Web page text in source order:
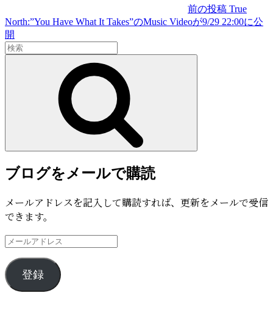
ー
シ
前の投稿 True
North:”You Have What It Takes”のMusic Videoが9/29 22:00に公
開
の
検
索:
ブログをメールで購読
メールアドレスを記入して購読すれば、更新をメールで受信
できます。
メ
ル
ア
登録